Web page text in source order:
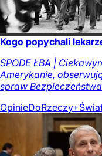
Kogo popychali
SPODE ŁBA |
Amerykanie,
spraw
OpinieDoRzeczy+